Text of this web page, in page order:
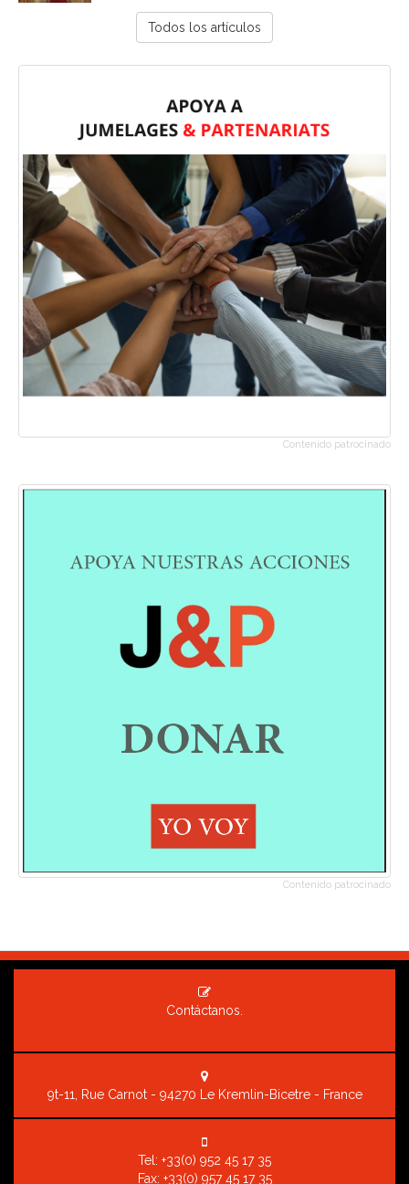
Todos los artículos
Contenido patrocinado
Contenido patrocinado
Contáctanos.
9t-11, Rue Carnot - 94270 Le Kremlin-Bicetre - France
Tel: +33(0) 952 45 17 35
Fax: +33(0) 957 45 17 35